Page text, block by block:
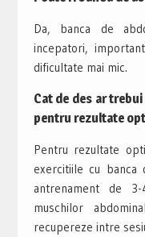
Da, banca de
incepatori,
dificultate mai mic.
Cat de des ar
pentru rezultate
Pentru rezultate
exercitiile cu banca
antrenament de
muschilor
recupereze intre